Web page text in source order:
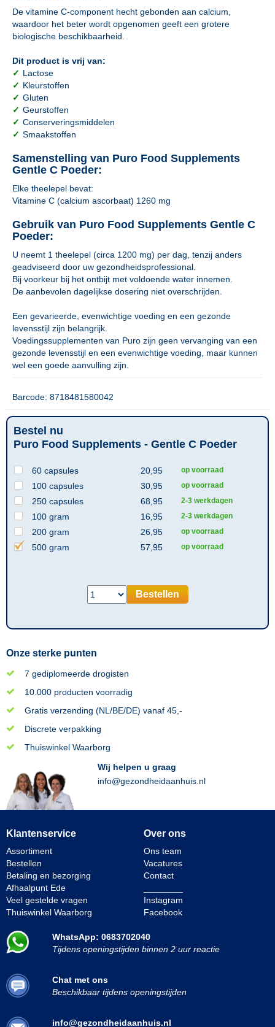
De vitamine C-component hecht gebonden aan calcium,
waardoor het beter wordt opgenomen geeft een grotere
biologische beschikbaarheid.
Dit product is vrij van:
✓ Lactose
✓ Kleurstoffen
✓ Gluten
✓ Geurstoffen
✓ Conserveringsmiddelen
✓ Smaakstoffen
Samenstelling van Puro Food Supplements
Gentle C Poeder:
Elke theelepel bevat:
Vitamine C (calcium ascorbaat) 1260 mg
Gebruik van Puro Food Supplements Gentle C
Poeder:
U neemt 1 theelepel (circa 1200 mg) per dag, tenzij anders
geadviseerd door uw gezondheidsprofessional.
Bij voorkeur bij het ontbijt met voldoende water innemen.
De aanbevolen dagelijkse dosering niet overschrijden.
Een gevarieerde, evenwichtige voeding en een gezonde
levensstijl zijn belangrijk.
Voedingssupplementen van Puro zijn geen vervanging van een
gezonde levensstijl en een evenwichtige voeding, maar kunnen
wel een goede aanvulling zijn.
Barcode: 8718481580042
Bestel nu
Puro Food Supplements - Gentle C Poeder
60 capsules 20,95 op voorraad
100 capsules 30,95 op voorraad
250 capsules 68,95 2-3 werkdagen
100 gram 16,95 2-3 werkdagen
200 gram 26,95 op voorraad
500 gram 57,95 op voorraad
Bestellen
Onze sterke punten
7 gediplomeerde drogisten
10.000 producten voorradig
Gratis verzending (NL/BE/DE) vanaf 45,-
Discrete verpakking
Thuiswinkel Waarborg
Wij helpen u graag
info@gezondheidaanhuis.nl
Klantenservice
Assortiment
Bestellen
Betaling en bezorging
Afhaalpunt Ede
Veel gestelde vragen
Thuiswinkel Waarborg
Over ons
Ons team
Vacatures
Contact
Instagram
Facebook
WhatsApp: 0683702040
Tijdens openingstijden binnen 2 uur reactie
Chat met ons
Beschikbaar tijdens openingstijden
info@gezondheidaanhuis.nl